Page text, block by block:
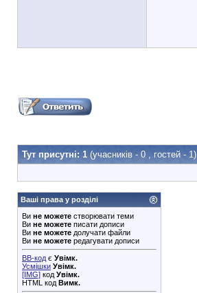
Тут присутні: 1 (учасників - 0 , гостей - 1)
Ваші права у розділі
Ви не можете створювати теми
Ви не можете писати дописи
Ви не можете долучати файли
Ви не можете редагувати дописи
BB-код є Увімк.
Усмішки Увімк.
[IMG] код Увімк.
HTML код Вимк.